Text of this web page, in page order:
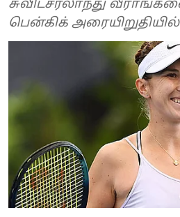
சுவிட்சர்லாந்து
பென்கிக்